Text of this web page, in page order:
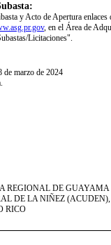
y Acto de Apertura enlaces
, en el Área de
Licitaciones".​
de marzo de 2024
REGIONAL DE GUAYAMA
DE LA NIÑEZ (ACUDEN),
RICO​